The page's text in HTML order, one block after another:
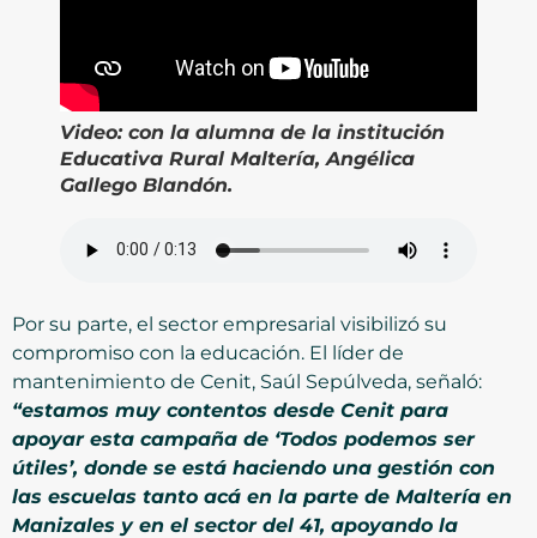
Video: con la alumna de la institución
Educativa Rural Maltería, Angélica
Gallego Blandón.
Por su parte, el sector empresarial visibilizó su
compromiso con la educación. El líder de
mantenimiento de Cenit, Saúl Sepúlveda, señaló:
“estamos muy contentos desde Cenit para
apoyar esta campaña de ‘Todos podemos ser
útiles’, donde se está haciendo una gestión con
las escuelas tanto acá en la parte de Maltería en
Manizales y en el sector del 41, apoyando la